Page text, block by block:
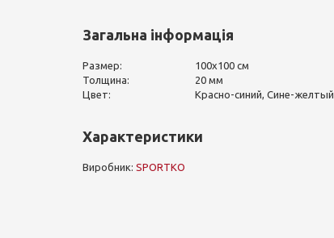
Загальна інформація
Размер:
100х100 см
Толщина:
20 мм
Цвет:
Красно-синий, Сине-желтый
Характеристики
Виробник: SPORTKO